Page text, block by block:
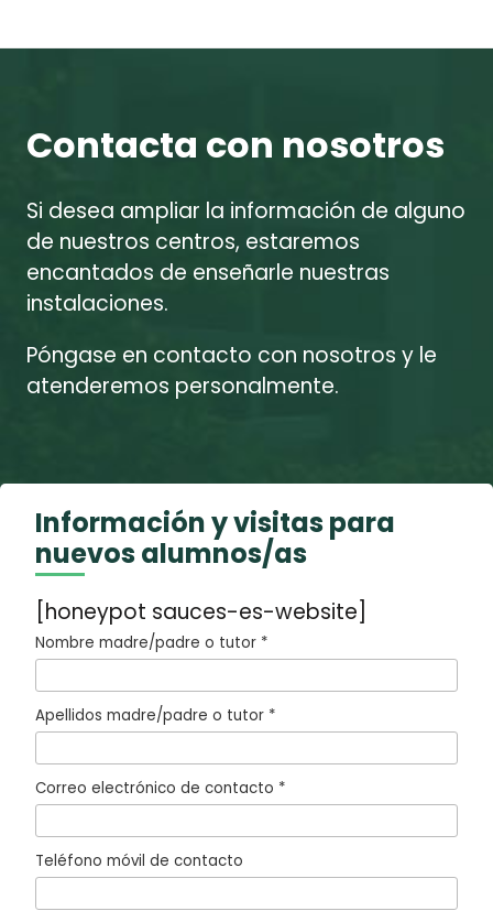
Contacta con nosotros
Si desea ampliar la información de alguno
de nuestros centros, estaremos
encantados de enseñarle nuestras
instalaciones.
Póngase en contacto con nosotros y le
atenderemos personalmente.
Información y visitas para
nuevos alumnos/as
[honeypot sauces-es-website]
Nombre madre/padre o tutor *
Apellidos madre/padre o tutor *
Correo electrónico de contacto *
Teléfono móvil de contacto